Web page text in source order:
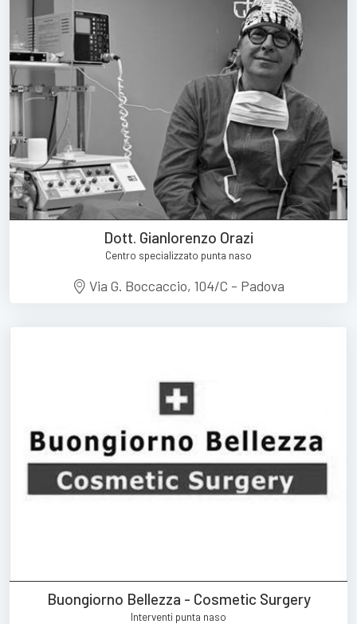
Dott. Gianlorenzo Orazi
Centro specializzato punta naso
Via G. Boccaccio, 104/C - Padova
Buongiorno Bellezza - Cosmetic Surgery
Interventi punta naso